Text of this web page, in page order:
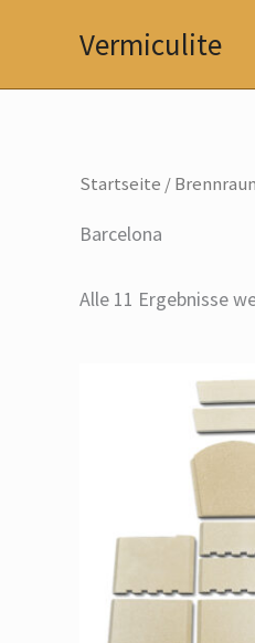
Vermiculite
Startseite /
Barcelona
Alle 11 Ergebnisse